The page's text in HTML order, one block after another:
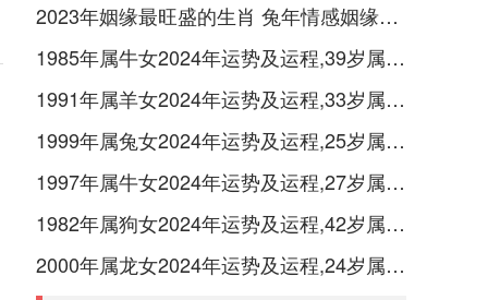
2023年姻缘最旺盛的生肖 兔年情感姻缘运比较旺的属相
1985年属牛女2024年运势及运程,39岁属牛人2024全年每月运势女性如何
1991年属羊女2024年运势及运程,33岁属羊人2024全年每月运势女性如何
1999年属兔女2024年运势及运程,25岁属兔人2024全年每月运势女性如何
1997年属牛女2024年运势及运程,27岁属牛人2024全年每月运势女性如何
1982年属狗女2024年运势及运程,42岁属狗人2024全年每月运势女性如何
2000年属龙女2024年运势及运程,24岁属龙人2024全年每月运势女性如何